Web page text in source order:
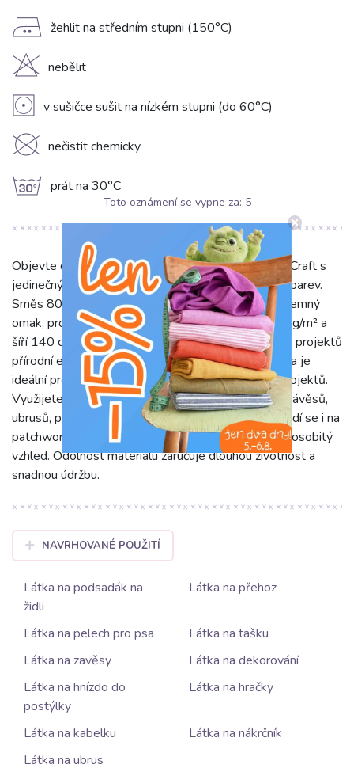
E žehlit na středním stupni (150°C)
H nebělit
V v sušičce sušit na nízkém stupni (do 60°C)
K nečistit chemicky
g prát na 30°C
Objevte dekorační látku Linenlook Sewing Doodle Craft s
jedinečným retro vzorem plným hravých čmáranic a barev.
Směs 80 % bavlny a 20 % polyesteru zaručuje příjemný
omak, prodyšnost a odolnost. Látka s gramáží 200 g/m² a
šíří 140 cm imituje vzhled lnu, čímž přináší do vašich projektů
přírodní eleganci i moderní nádech. Tato kvalitní látka je
ideální pro širokou škálu dekoračních i kreativních projektů.
Využijete ji na šití originálních povlaků na polštáře, závěsů,
ubrusů, prostírání, nákupních tašek nebo batohů. Hodí se i na
patchwork či jiné doplňky, kterým dodá jedinečný a osobitý
vzhled. Odolnost materiálu zaručuje dlouhou životnost a
snadnou údržbu.
NAVRHOVANÉ POUŽITÍ
Látka na podsadák na
židli
Látka na přehoz
Látka na pelech pro psa
Látka na tašku
Látka na zavěsy
Látka na dekorování
Látka na hnízdo do
postýlky
Látka na hračky
Látka na kabelku
Látka na nákrčník
Látka na ubrus
Toto oznámení se vypne za: 5